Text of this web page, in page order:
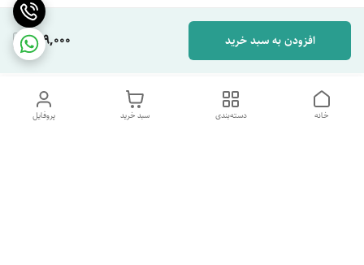
649,000 افزودن به سبد خرید
پروفایل سبد خرید دسته‌بندی خانه